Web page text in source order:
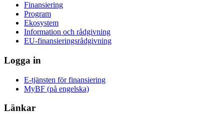
Finansiering
Program
Ekosystem
Information och rådgivning
EU-finansieringsrådgivning
Logga in
E-tjänsten för finansiering
MyBF (på engelska)
Länkar